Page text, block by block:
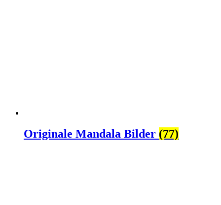
Originale Mandala Bilder (77)